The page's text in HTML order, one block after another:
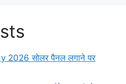
2026 सोलर पैनल लगाने पर